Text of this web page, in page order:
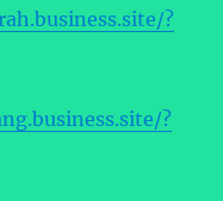
?
?